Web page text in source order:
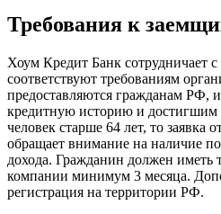
Требования к
Хоум Кредит Банк сотрудничает
соответствуют требованиям
предоставляются гражданам
кредитную историю и достигшим
человек старше 64 лет, то заявка
обращает внимание на наличие
дохода. Гражданин должен иметь
компании минимум 3 месяца.
регистрация на территории РФ.